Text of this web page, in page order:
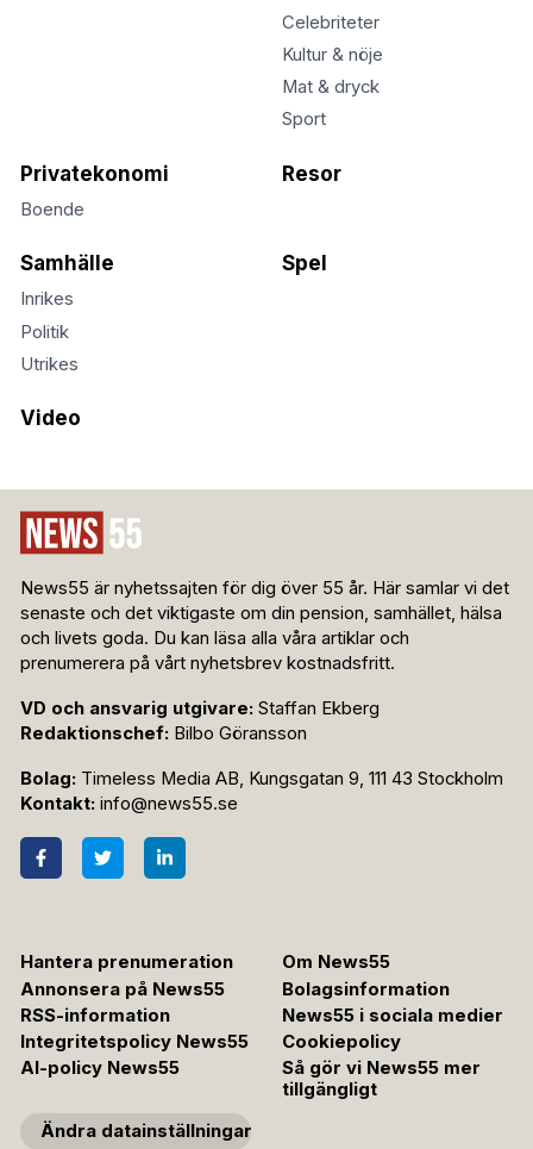
Celebriteter
Kultur & nöje
Mat & dryck
Sport
Privatekonomi
Boende
Resor
Samhälle
Inrikes
Politik
Utrikes
Spel
Video
News55 är nyhetssajten för dig över 55 år. Här samlar vi det
senaste och det viktigaste om din pension, samhället, hälsa
och livets goda. Du kan läsa alla våra artiklar och
prenumerera på vårt nyhetsbrev kostnadsfritt.
VD och ansvarig utgivare: Staffan Ekberg
Redaktionschef: Bilbo Göransson
Bolag: Timeless Media AB, Kungsgatan 9, 111 43 Stockholm
Kontakt: info@news55.se
Hantera prenumeration
Om News55
Annonsera på News55
Bolagsinformation
RSS-information
News55 i sociala medier
Integritetspolicy News55
Cookiepolicy
AI-policy News55
Så gör vi News55 mer
tillgängligt
Ändra datainställningar